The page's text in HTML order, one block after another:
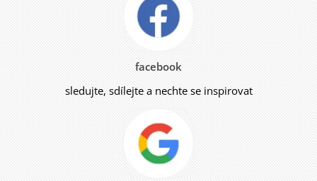
facebook
sledujte, sdílejte a nechte se inspirovat